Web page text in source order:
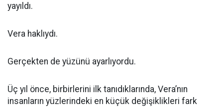
yayıldı.
Vera haklıydı.
Gerçekten de yüzünü ayarlıyordu.
Üç yıl önce, birbirlerini ilk tanıdıklarında, Vera’nın
insanların yüzlerindeki en küçük değişiklikleri fark